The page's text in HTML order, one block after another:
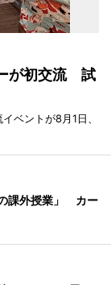
が初交流 試
ベントが8月1日、
課外授業」 カー